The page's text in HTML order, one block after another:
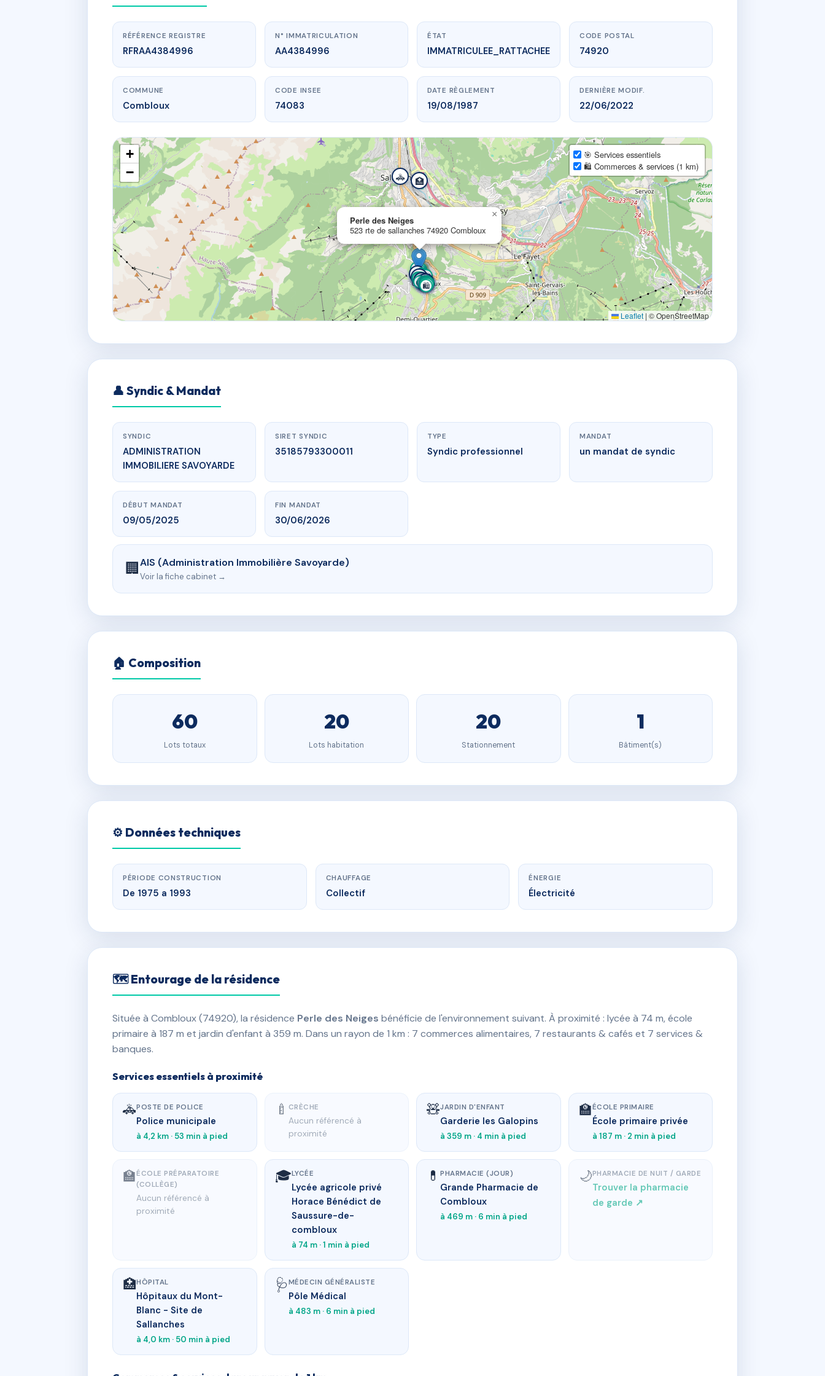
www.vme.plus/AA4384996
Perle des Neiges
523 rte de sallanches
74920 Combloux
RÉFÉRENCE REGISTRE
RFRAA4384996
N° IMMATRICULATION
AA4384996
ÉTAT
IMMATRICULEE_RATTACHEE
CODE POSTAL
74920
COMMUNE
Combloux
CODE INSEE
74083
DATE RÈGLEMENT
19/08/1987
DERNIÈRE MODIF.
22/06/2022
🚓
🧸
🏫
🎓
💊
🏥
🩺
🏦
🚌
🚌
🌳🌳
🌳
🚌
🌳
🚌
🌳
🏦
🌳🍽️
🥖
🥖
🏦
🚌🛍️
🛍️
🥖
🛍️
🚌
🍽️
🥖
🏦
🍽️
🍽️
🛍️
🥖
🏦
⚕️
🥖
🛍️
🏦
🍽️
🍽️
🛍️
Perle des Neiges
523 rte de sallanches 74920 Combloux
×
+
−
🎯 Services essentiels
🛍️ Commerces & services (1 km)
Leaflet | © OpenStreetMap
👤 Syndic & Mandat
SYNDIC
ADMINISTRATION
IMMOBILIERE SAVOYARDE
SIRET SYNDIC
35185793300011
TYPE
Syndic professionnel
MANDAT
un mandat de syndic
DÉBUT MANDAT
09/05/2025
FIN MANDAT
30/06/2026
🏢AIS (Administration Immobilière Savoyarde)
Voir la fiche cabinet →
🏠 Composition
60
Lots totaux
20
Lots habitation
20
Stationnement
1
Bâtiment(s)
⚙️ Données techniques
PÉRIODE CONSTRUCTION
De 1975 a 1993
CHAUFFAGE
Collectif
ÉNERGIE
Électricité
🗺 Entourage de la résidence
Située à Combloux (74920), la résidence Perle des Neiges bénéficie de l'environnement suivant. À proximité : lycée à 74 m, école
primaire à 187 m et jardin d'enfant à 359 m. Dans un rayon de 1 km : 7 commerces alimentaires, 7 restaurants & cafés et 7 services &
banques.
Services essentiels à proximité
🚓POSTE DE POLICE
Police municipale
à 4,2 km · 53 min à pied
🍼 CRÈCHE
Aucun référencé à
proximité
🧸JARDIN D'ENFANT
Garderie les Galopins
à 359 m · 4 min à pied
🏫ÉCOLE PRIMAIRE
École primaire privée
à 187 m · 2 min à pied
🏫ÉCOLE PRÉPARATOIRE
(COLLÈGE)
Aucun référencé à
proximité
🎓LYCÉE
Lycée agricole privé
Horace Bénédict de
Saussure-de-
combloux
à 74 m · 1 min à pied
💊 PHARMACIE (JOUR)
Grande Pharmacie de
Combloux
à 469 m · 6 min à pied
🌙PHARMACIE DE NUIT / GARDE
Trouver la pharmacie
de garde ↗
🏥HÔPITAL
Hôpitaux du Mont-
Blanc - Site de
Sallanches
à 4,0 km · 50 min à pied
🩺 MÉDECIN GÉNÉRALISTE
Pôle Médical
à 483 m · 6 min à pied